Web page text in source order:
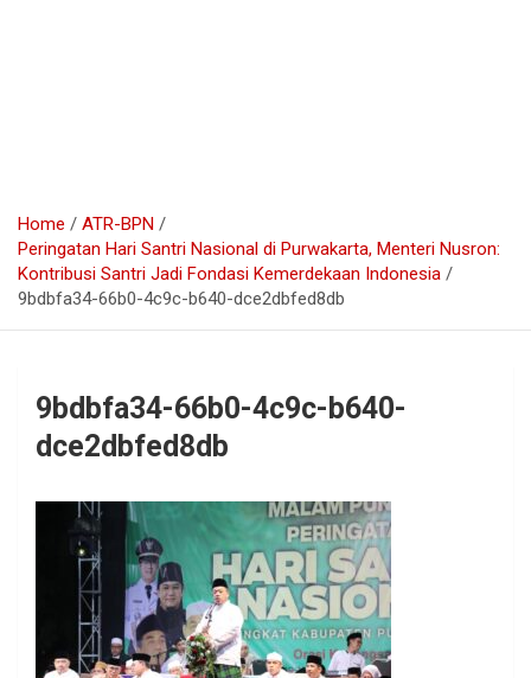
Home
ATR-BPN
Peringatan Hari Santri Nasional di Purwakarta, Menteri Nusron:
Kontribusi Santri Jadi Fondasi Kemerdekaan Indonesia
9bdbfa34-66b0-4c9c-b640-dce2dbfed8db
9bdbfa34-66b0-4c9c-b640-
dce2dbfed8db